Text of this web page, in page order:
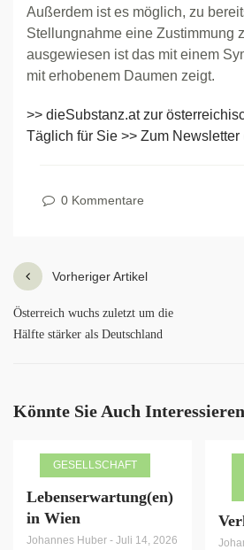
Außerdem ist es möglich, zu
Stellungnahme eine Zustimmung
ausgewiesen ist das mit einem
mit erhobenem Daumen zeigt.
>> dieSubstanz.at zur
Täglich für Sie >> Zum Newsletter
0 Kommentare
Vorheriger Artikel
Österreich wuchs zuletzt um die
Hälfte stärker als Deutschland
Könnte Sie Auch Interessieren
GESELLSCHAFT
Lebenserwartung(en)
in Wien
Johannes Huber - Juli 14, 2026